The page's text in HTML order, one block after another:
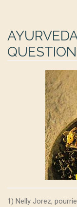
1) Nelly Jorez,